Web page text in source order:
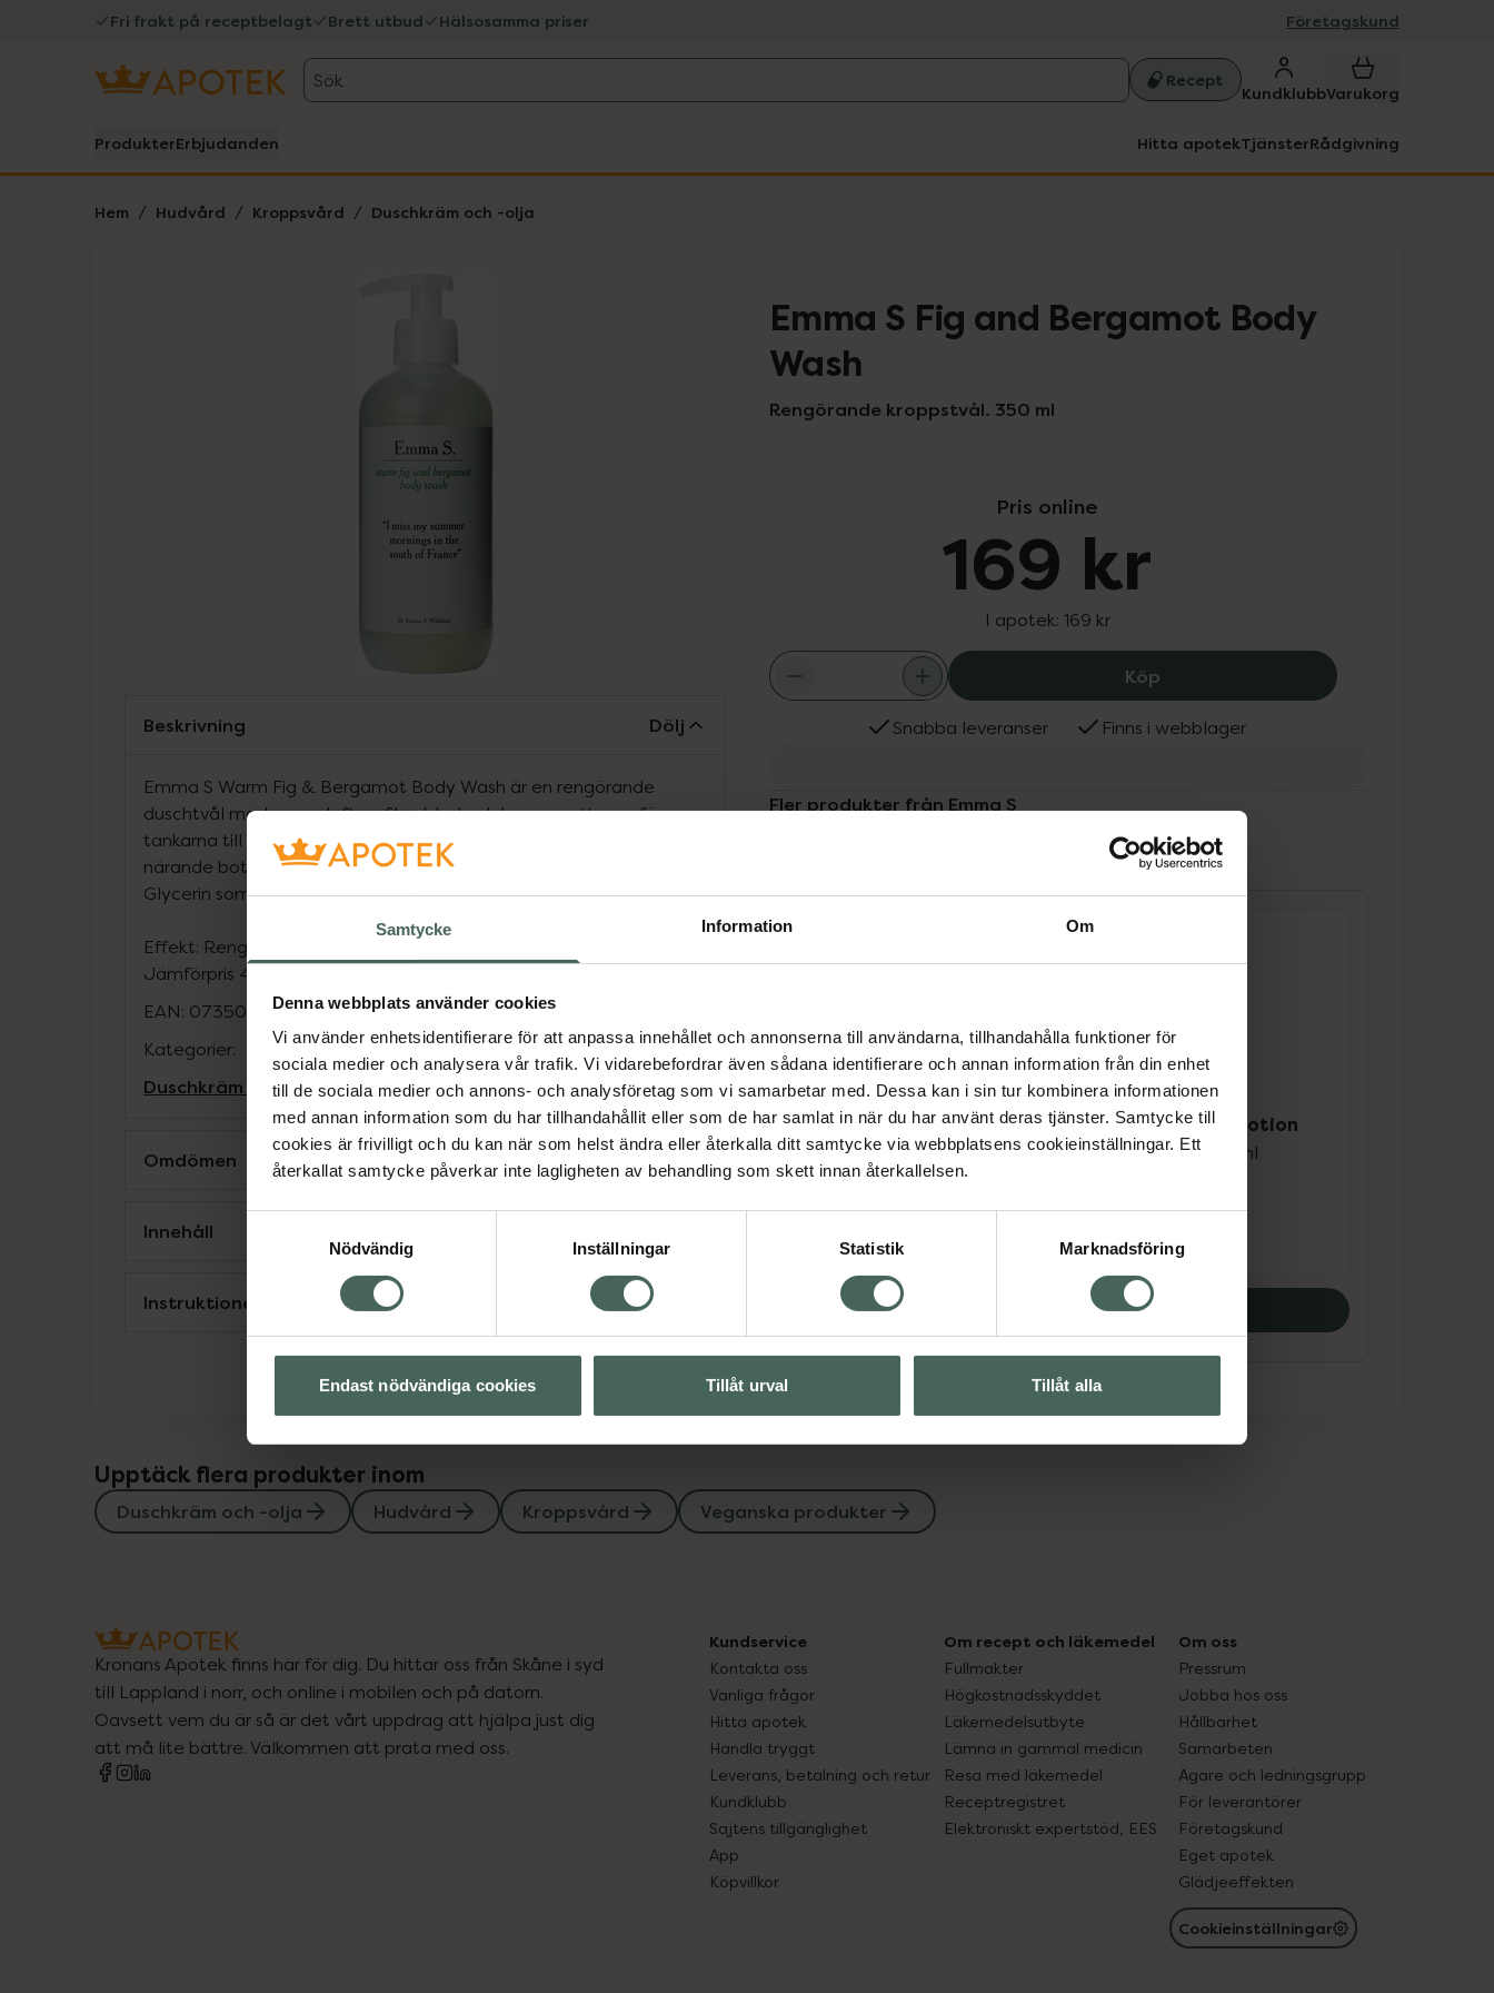
Samtycke Information Om
Denna webbplats använder cookies
Vi använder enhetsidentifierare för att anpassa innehållet och annonserna till användarna, tillhandahålla funktioner för
sociala medier och analysera vår trafik. Vi vidarebefordrar även sådana identifierare och annan information från din enhet
till de sociala medier och annons- och analysföretag som vi samarbetar med. Dessa kan i sin tur kombinera informationen
med annan information som du har tillhandahållit eller som de har samlat in när du har använt deras tjänster. Samtycke till
cookies är frivilligt och du kan när som helst ändra eller återkalla ditt samtycke via webbplatsens cookieinställningar. Ett
återkallat samtycke påverkar inte lagligheten av behandling som skett innan återkallelsen.
Nödvändig
Inställningar Statistik Marknadsföring
Endast nödvändiga cookies Tillåt urval Tillåt alla
Fri frakt på receptbelagt Brett utbud Hälsosamma priser Företagskund
Sök Recept
KundklubbVarukorg
ProdukterErbjudanden Hitta apotekTjänsterRådgivning
Hem Hudvård Kroppsvård Duschkräm och -olja
Emma S Fig and Bergamot Body
Wash
Rengörande kroppstvål. 350 ml
Pris online
169 kr
I apotek: 169 kr
Köp Emma S Fig and Bergamot Body
Snabba leveranser Finns i webblager
Fler produkter från Emma S
4.3 av 5 i omdöme
Emma S Fig and
Bergamot Body Wash
Rengörande kroppstvål.
350 ml
Pris online
169 kr
4.5 av 5 i omdöme
Emma S Fig and
Bergamot Body Lotion
Body Lotion. 350 ml
Köp båda för
368 kr Köp båda
Beskrivning Dölj
Emma S Warm Fig & Bergamot Body Wash är en rengörande
duschtvål med varm doft av fikonblad och bergamott som för
tankarna till en varm sommarmorgon i södra Frankrike. Berikad med
närande botaniska oljor från sheafrukt och macadamianöt samt
Glycerin som hindrar huden från att torka ut. 350 ml.
Effekt: Rengörande, återfuktande och uppfräschande.
Jämförpris 482,86 kr
EAN: 07350053041240
Kategorier:
Duschkräm och -oljaHudvårdKroppsvårdVeganska produkter
Omdömen Visa
Innehåll
Instruktioner Visa
Upptäck flera produkter inom
Duschkräm och -olja Hudvård Kroppsvård Veganska produkter
Kronans Apotek finns här för dig. Du hittar oss från Skåne i syd
till Lappland i norr, och online i mobilen och på datorn.
Oavsett vem du är så är det vårt uppdrag att hjälpa just dig
att må lite bättre. Välkommen att prata med oss.
Kundservice
Kontakta oss
Vanliga frågor
Hitta apotek
Handla tryggt
Leverans, betalning och retur
Kundklubb
Sajtens tillgänglighet
App
Köpvillkor
Om recept och läkemedel
Fullmakter
Högkostnadsskyddet
Läkemedelsutbyte
Lämna in gammal medicin
Resa med läkemedel
Receptregistret
Elektroniskt expertstöd, EES
Om oss
Pressrum
Jobba hos oss
Hållbarhet
Samarbeten
Ägare och ledningsgrupp
För leverantörer
Företagskund
Eget apotek
Glädjeeffekten
Cookieinställningar